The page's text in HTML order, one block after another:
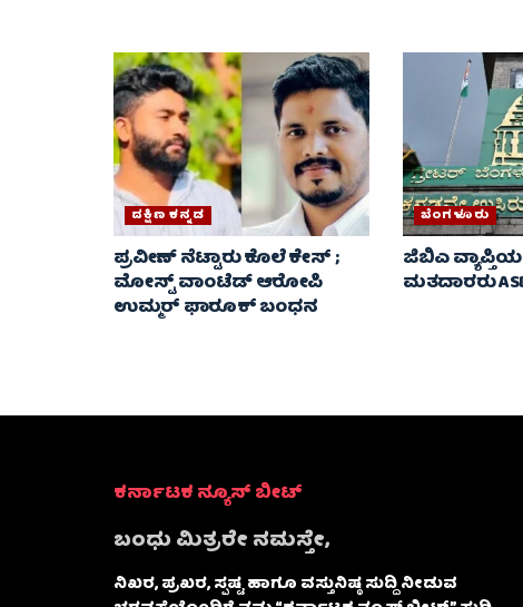
ದಕ್ಷಿಣ ಕನ್ನಡ
ಪ್ರವೀಣ್ ನೆಟ್ಟಾರು ಕೊಲೆ ಕೇಸ್ ​;
ಮೋಸ್ಟ್ ವಾಂಟೆಡ್‌ ಆರೋಪಿ
ಉಮ್ಮರ್ ಫಾರೂಕ್ ಬಂಧನ
ಬೆಂಗಳೂರು
ಜಿಬಿಎ
ಮತದಾರರು
ಕರ್ನಾಟಕ ನ್ಯೂಸ್ ಬೀಟ್
ಬಂಧು ಮಿತ್ರರೇ ನಮಸ್ತೇ,
ನಿಖರ, ಪ್ರಖರ, ಸ್ಪಷ್ಟ ಹಾಗೂ ವಸ್ತುನಿಷ್ಠ ಸುದ್ದಿ ನೀಡುವ